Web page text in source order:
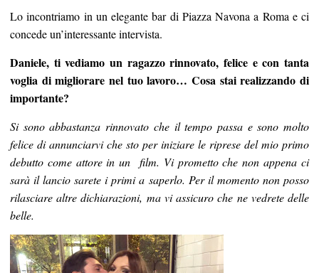
Lo incontriamo in un elegante bar di Piazza Navona a Roma e ci
concede un’interessante intervista.
Daniele, ti vediamo un ragazzo rinnovato, felice e con tanta
voglia di migliorare nel tuo lavoro… Cosa stai realizzando di
importante?
Si sono abbastanza rinnovato che il tempo passa e sono molto
felice di annunciarvi che sto per iniziare le riprese del mio primo
debutto come attore in un film. Vi prometto che non appena ci
sarà il lancio sarete i primi a saperlo. Per il momento non posso
rilasciare altre dichiarazioni, ma vi assicuro che ne vedrete delle
belle.